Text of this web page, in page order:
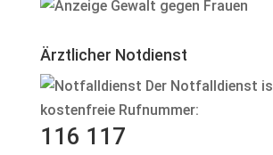
Ärztlicher Notdienst
Der Notfalldienst
kostenfreie Rufnummer:
116 117